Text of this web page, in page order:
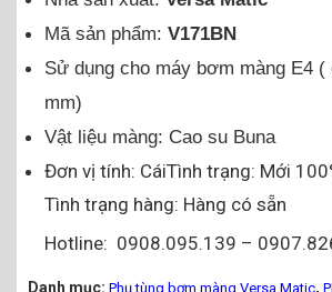
Mã sản phẩm: V171BN
Sử dụng cho máy bơm màng E4 (
mm)
Vật liệu màng: Cao su Buna
Đơn vị tính: CáiTình trạng: Mới
Tình trạng hàng: Hàng có sẵn
Hotline: 0908.095.139 –
Danh mục: Phụ tùng bơm màng Versa Matic,